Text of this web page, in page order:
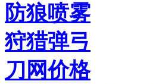
防狼喷雾
狩猎弹弓
刀网价格